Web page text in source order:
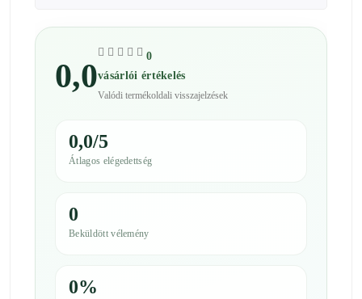
0,0
0
vásárlói értékelés
Valódi termékoldali visszajelzések
0,0/5
Átlagos elégedettség
0
Beküldött vélemény
0%